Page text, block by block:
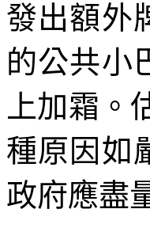
發出額外
的公共小
上加霜
種原因如
政府應盡